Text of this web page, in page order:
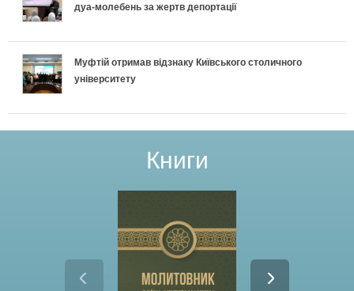
н
дуа-молебень за жертв депортації
Муфтій отримав відзнаку Київського столичного
університету
Книги